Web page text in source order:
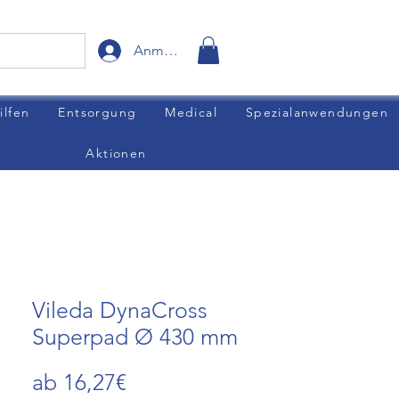
Anmelden
Entsorgung Medical Spezialanwendungen
Aktionen
Vileda DynaCross
Superpad Ø 430 mm
ab 16,27€